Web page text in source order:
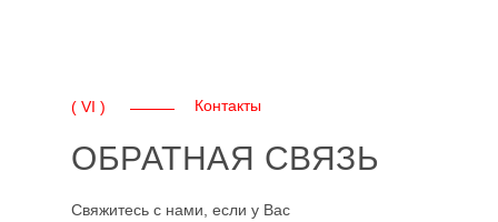
ОБРАТНАЯ СВЯЗЬ
Свяжитесь с нами, если у Вас
( VI ) Контакты